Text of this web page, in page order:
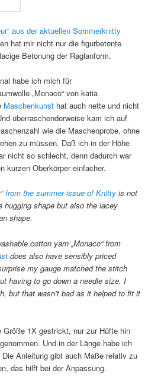
aus der aktuellen Sommerknitty
hat mir nicht nur die figurbetonte
Betonung der Raglanform.
habe ich mich für
„Monaco“ von katia
Maschenkunst hat auch nette und nicht
überraschenderweise kam ich auf
wie die Maschenprobe, ohne
zu müssen. Daß ich in der Höhe
nicht so schlecht, denn dadurch war
kurzen Oberkörper einfacher.
from the summer issue of Knitty is not
hugging shape but also the lacey
shape.
cotton yarn „Monaco“ from
does also have sensibly priced
my gauge matched the stitch
having to go down a needle size. I
but that wasn’t bad as it helped to fit it
Größe 1X gestrickt, nur zur Hüfte hin
Und in der Länge habe ich
Anleitung gibt auch Maße relativ zu
das hilft bei der Anpassung.